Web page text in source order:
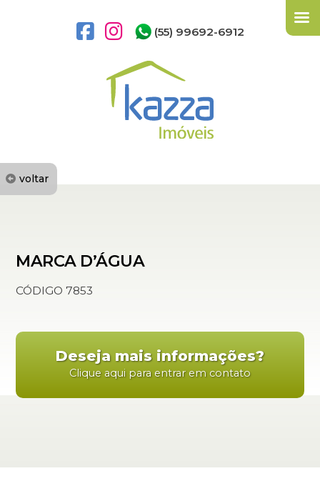
(55) 99692-6912
voltar
MARCA D’ÁGUA
CÓDIGO 7853
Deseja mais informações?
Clique aqui para entrar em contato